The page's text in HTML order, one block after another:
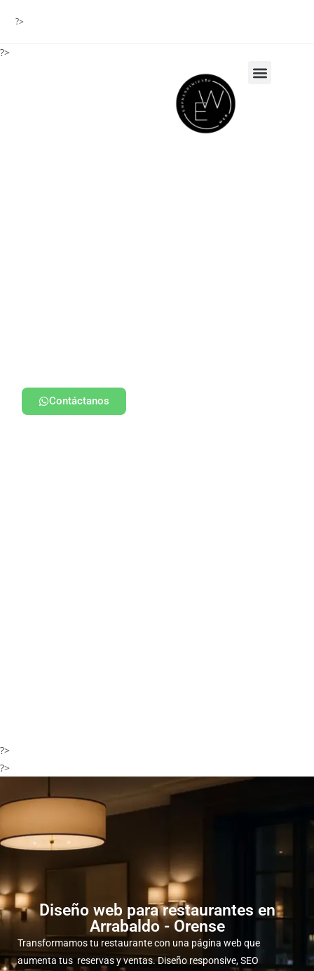
?>
?>
Contáctanos
?>
?>
Diseño web para restaurantes en
Arrabaldo - Orense
Transformamos tu restaurante con una página web que
aumenta tus reservas y ventas. Diseño responsive, SEO